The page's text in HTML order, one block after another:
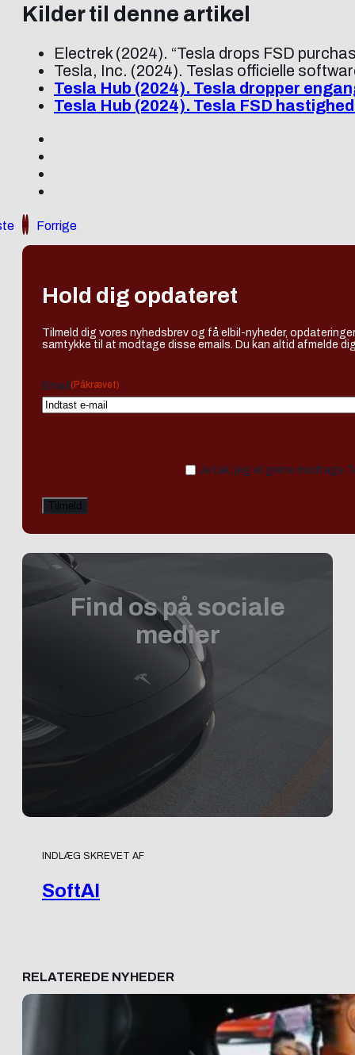
Kilder til denne artikel
Electrek (2024). “Tesla drops FSD
Tesla, Inc. (2024). Teslas officielle
Tesla Hub (2024). Tesla dropper
Tesla Hub (2024). Tesla FSD
Forrige
Hold dig opdateret
Tilmeld dig vores nyhedsbrev og få elbil-nyheder,
samtykke til at modtage disse emails. Du kan altid afmelde
Email (Påkrævet)
Ja tak, jeg vil gerne modtage
Find os på sociale
medier
INDLÆG SKREVET AF
SoftAI
RELATEREDE NYHEDER